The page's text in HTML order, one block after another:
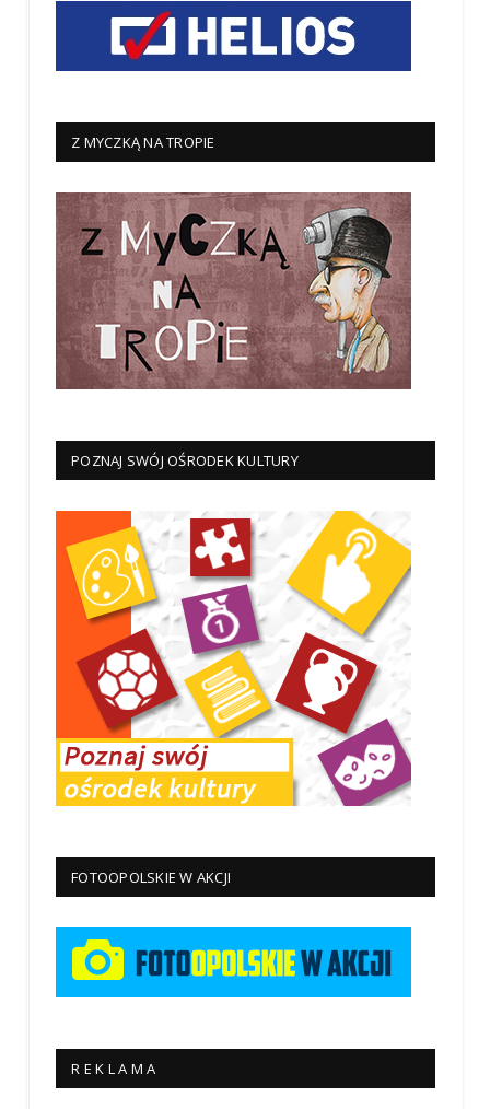
Z MYCZKĄ NA TROPIE
POZNAJ SWÓJ OŚRODEK KULTURY
FOTOOPOLSKIE W AKCJI
R E K L A M A